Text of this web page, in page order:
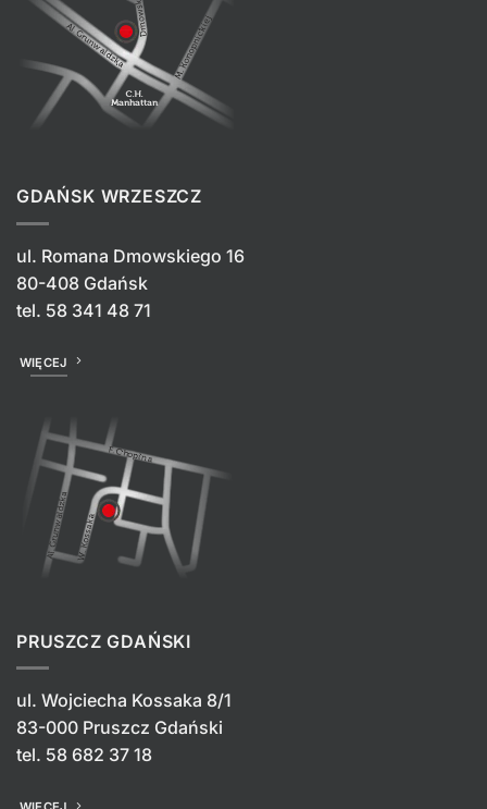
GDAŃSK WRZESZCZ
ul. Romana Dmowskiego 16
80-408 Gdańsk
tel. 58 341 48 71
WIĘCEJ
PRUSZCZ GDAŃSKI
ul. Wojciecha Kossaka 8/1
83-000 Pruszcz Gdański
tel. 58 682 37 18